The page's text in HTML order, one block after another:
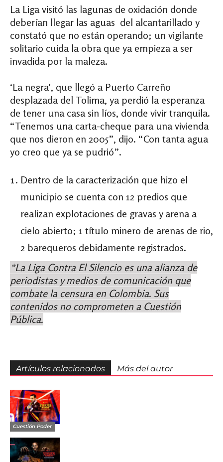
La Liga visitó las lagunas de oxidación donde
deberían llegar las aguas del alcantarillado y
constató que no están operando; un vigilante
solitario cuida la obra que ya empieza a ser
invadida por la maleza.
‘La negra’, que llegó a Puerto Carreño
desplazada del Tolima, ya perdió la esperanza
de tener una casa sin líos, donde vivir tranquila.
“Tenemos una carta-cheque para una vivienda
que nos dieron en 2005”, dijo. “Con tanta agua
yo creo que ya se pudrió”.
Dentro de la caracterización que hizo el
municipio se cuenta con 12 predios que
realizan explotaciones de gravas y arena a
cielo abierto; 1 título minero de arenas de rio,
2 barequeros debidamente registrados.
*La Liga Contra El Silencio es una alianza de
periodistas y medios de comunicación que
combate la censura en Colombia. Sus
contenidos no comprometen a Cuestión
Pública.
Artículos relacionados Más del autor
Cuestión Poder